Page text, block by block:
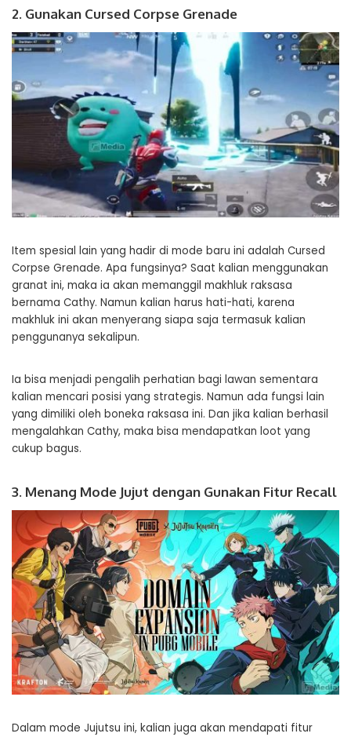
2. Gunakan Cursed Corpse Grenade
Item spesial lain yang hadir di mode baru ini adalah Cursed
Corpse Grenade. Apa fungsinya? Saat kalian menggunakan
granat ini, maka ia akan memanggil makhluk raksasa
bernama Cathy. Namun kalian harus hati-hati, karena
makhluk ini akan menyerang siapa saja termasuk kalian
penggunanya sekalipun.
Ia bisa menjadi pengalih perhatian bagi lawan sementara
kalian mencari posisi yang strategis. Namun ada fungsi lain
yang dimiliki oleh boneka raksasa ini. Dan jika kalian berhasil
mengalahkan Cathy, maka bisa mendapatkan loot yang
cukup bagus.
3. Menang Mode Jujut dengan Gunakan Fitur Recall
Dalam mode Jujutsu ini, kalian juga akan mendapati fitur